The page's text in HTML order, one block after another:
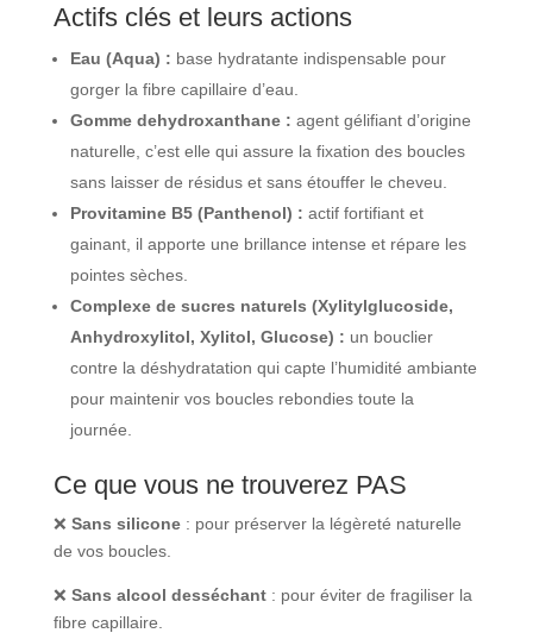
Actifs clés et leurs actions
Eau (Aqua) : base hydratante indispensable pour
gorger la fibre capillaire d’eau.
Gomme dehydroxanthane : agent gélifiant d’origine
naturelle, c’est elle qui assure la fixation des boucles
sans laisser de résidus et sans étouffer le cheveu.
Provitamine B5 (Panthenol) : actif fortifiant et
gainant, il apporte une brillance intense et répare les
pointes sèches.
Complexe de sucres naturels (Xylitylglucoside,
Anhydroxylitol, Xylitol, Glucose) : un bouclier
contre la déshydratation qui capte l’humidité ambiante
pour maintenir vos boucles rebondies toute la
journée.
Ce que vous ne trouverez PAS
❌ Sans silicone: pour préserver la légèreté naturelle
de vos boucles.
❌ Sans alcool desséchant: pour éviter de fragiliser la
fibre capillaire.